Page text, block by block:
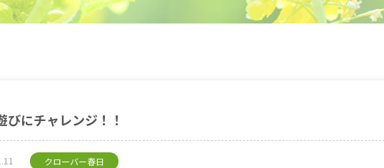
びにチャレンジ！！
クローバー春日